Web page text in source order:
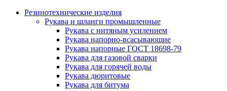
Резинотехнические изделия
Рукава и шланги промышленные
Рукава с нитяным усилением
Рукава напорно-всасывающие
Рукава напорные ГОСТ 18698-79
Рукава для газовой сварки
Рукава для горячей воды
Рукава дюритовые
Рукава для битума